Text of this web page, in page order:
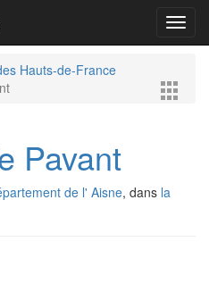
Hauts-de-France
Pavant
de l' Aisne, dans la